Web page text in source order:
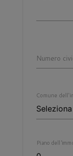
Numero
Comune
Piano